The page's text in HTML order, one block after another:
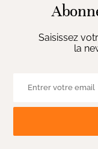
Saisissez
la